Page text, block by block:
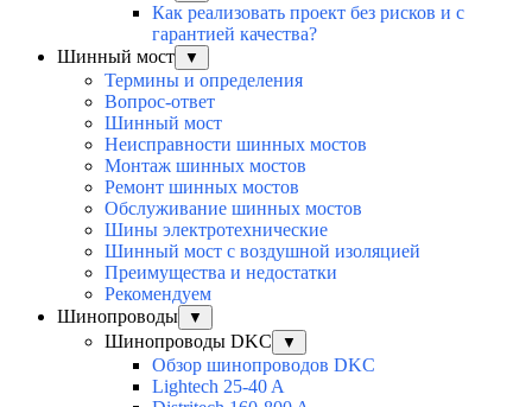
Как реализовать проект без рисков и с
гарантией качества?
Шинный мост
▼
Термины и определения
Вопрос-ответ
Шинный мост
Неисправности шинных мостов
Монтаж шинных мостов
Ремонт шинных мостов
Обслуживание шинных мостов
Шины электротехнические
Шинный мост с воздушной изоляцией
Преимущества и недостатки
Рекомендуем
Шинопроводы
▼
Шинопроводы DKC ▼
Обзор шинопроводов DKC
Lightech 25-40 A